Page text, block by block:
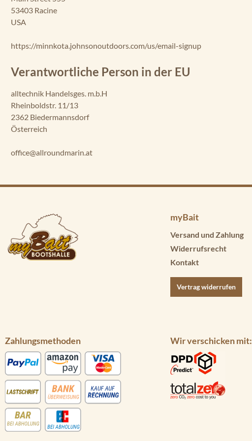
53403 Racine
USA
https://minnkota.johnsonoutdoors.com/us/email-signup
Verantwortliche Person in der EU
alltechnik Handelsges. m.b.H
Rheinboldstr. 11/13
2362 Biedermannsdorf
Österreich
office@allroundmarin.at
myBait
Versand und Zahlung
Widerrufsrecht
Kontakt
Vertrag widerrufen
Zahlungsmethoden Wir verschicken mit: